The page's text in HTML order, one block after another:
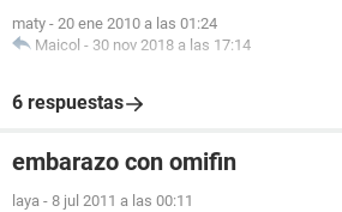
maty - 20 ene 2010 a las 01:24
Maicol - 30 nov 2018 a las 17:14
6 respuestas
embarazo con omifin
laya - 8 jul 2011 a las 00:11